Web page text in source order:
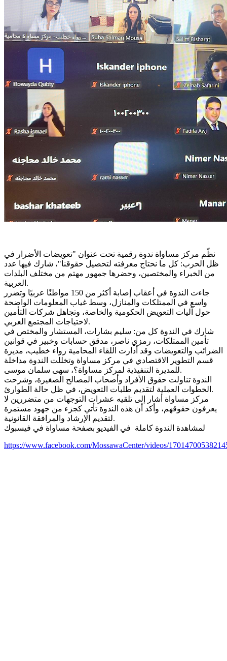
نظّم مركز مساواة ندوة رقمية تحت عنوان "تعويضات الأضرار في
ظل الحرب: كل ما نحتاج معرفته لتحصيل حقوقنا"، شارك فيها عدد
من الخبراء والمختصين، وحضرها جمهور مهتم من مختلف البلدات
العربية.
جاءت الندوة في أعقاب إصابة أكثر من 150 مواطنًا عربيًا وتضرر
واسع في الممتلكات والمنازل، وسط غياب المعلومات الواضحة
حول آليات التعويض الحكومية والخاصة، وتجاهل شركات التأمين
لاحتياجات المجتمع العربي.
شارك في الندوة كل من: سليم بشارات، المستشار والمختص في
تأمين الممتلكات، رمزي ناصر، مدقق حسابات وخبير في قوانين
الضرائب والتعويضات وقد أدارت اللقاء المحامية رواء خطيب، مديرة
قسم التطوير الاقتصادي في مركز مساواة وتخللت الندوة مداخلة
للمديرة التنفيذية لمركز مساواة؟، سهى سلمان موسى.
الندوة تناولت حقوق الأفراد وأصحاب المصالح الصغيرة، وشرحت
الخطوات العملية لتقديم طلبات التعويض، في ظل حالة الطوارئ.
مركز مساواة أشار إلى تلقيه عشرات التوجهات من متضررين لا
يعرفون حقوقهم، وأكد أن هذه الندوة تأتي كجزء من جهود مستمرة
لتقديم الإرشاد والمرافقة القانونية.
لمشاهدة الندوة كاملة في الفيديو بصفحة مساواة في فيسبوك
https://www.facebook.com/MossawaCenter/videos/